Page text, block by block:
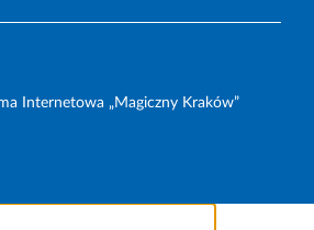
Internetowa „Magiczny Kraków”